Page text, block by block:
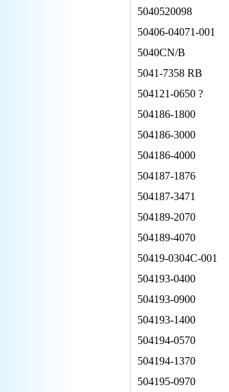
5040520098
50406-04071-001
5040CN/B
5041-7358 RB
504121-0650 ?
504186-1800
504186-3000
504186-4000
504187-1876
504187-3471
504189-2070
504189-4070
50419-0304C-001
504193-0400
504193-0900
504193-1400
504194-0570
504194-1370
504195-0970